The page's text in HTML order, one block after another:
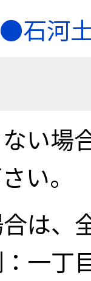
石河
い場
い。
は、
：一